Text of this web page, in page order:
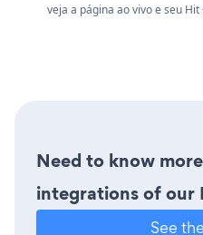
veja a página ao vivo e seu
Need to know
integrations of our
See